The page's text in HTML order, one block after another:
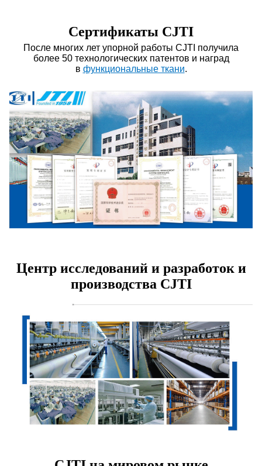
Сертификаты CJTI
После многих лет упорной работы CJTI получила
более 50 технологических патентов и наград
в функциональные ткани.
Центр исследований и разработок и
производства CJTI